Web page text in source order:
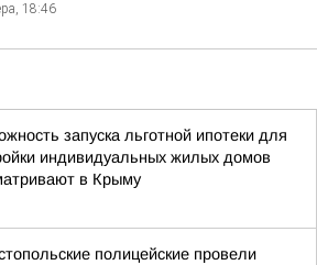
18:46
запуска льготной ипотеки для
индивидуальных жилых домов
в Крыму
полицейские провели